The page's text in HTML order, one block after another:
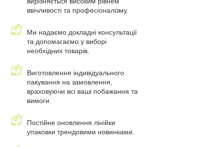
ввічливості та професіоналізму.
Ми надаємо докладні консультації
та допомагаємо у виборі
необхідних товарів.
Виготовлення індивідуального
пакування на замовлення,
враховуючи всі ваші побажання та
вимоги.
Постійне оновлення лінійки
упаковки трендовими новинками.